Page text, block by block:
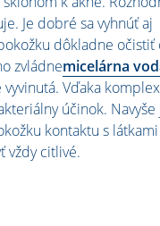
Je dobré sa vyhnúť aj
dôkladne očistiť
zvládnemicelárna
Vďaka
účinok. Navyše
kontaktu s látkami
vždy citlivé.